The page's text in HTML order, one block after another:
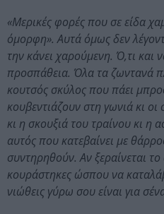
«Μερικές φορές που σε είδα
όμορφη». Αυτά όμως δεν
την κάνει χαρούμενη. Ό,τι και
προσπάθεια. Όλα τα ζωντανά
κουτσός σκύλος που πάει
κουβεντιάζουν στη γωνιά κι οι
κι η σκουξιά του τραίνου κι η
αυτός που κατεβαίνει με
συντηρηθούν. Αν ξεραίνεται το
κουράστηκες ώσπου να
νιώθεις γύρω σου είναι για